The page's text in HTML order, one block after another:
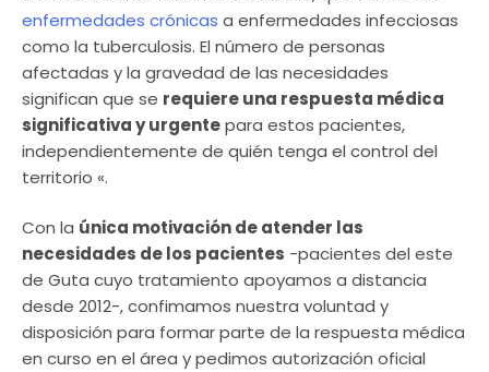
enfermedades crónicas a enfermedades infecciosas
como la tuberculosis. El número de personas
afectadas y la gravedad de las necesidades
significan que se requiere una respuesta médica
significativa y urgentepara estos pacientes,
independientemente de quién tenga el control del
territorio «.
Con la única motivación de atender las
necesidades de los pacientes -pacientes del este
de Guta cuyo tratamiento apoyamos a distancia
desde 2012-, confimamos nuestra voluntad y
disposición para formar parte de la respuesta médica
en curso en el área y pedimos autorización oficial